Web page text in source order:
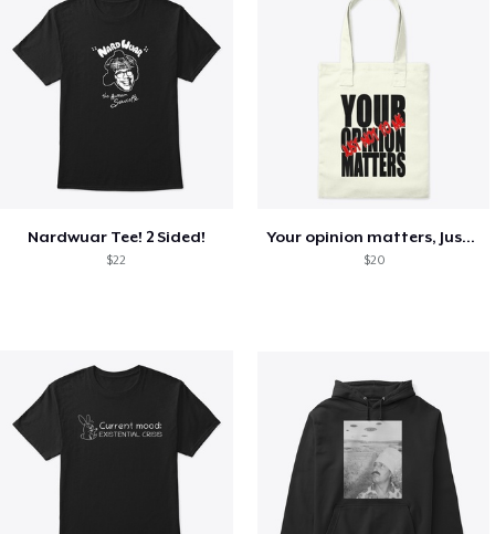
Nardwuar Tee! 2 Sided!
$22
Your opinion matters, Just not to me!
$20